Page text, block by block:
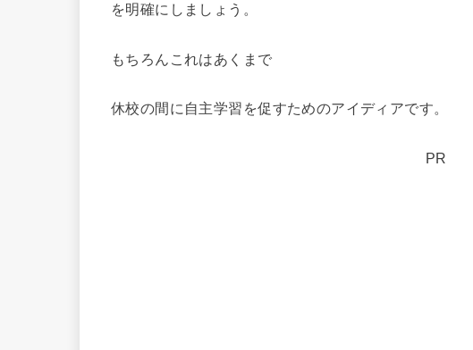
を明確にしましょう。
もちろんこれはあくまで
休校の間に自主学習を促すためのアイディアです。
PR